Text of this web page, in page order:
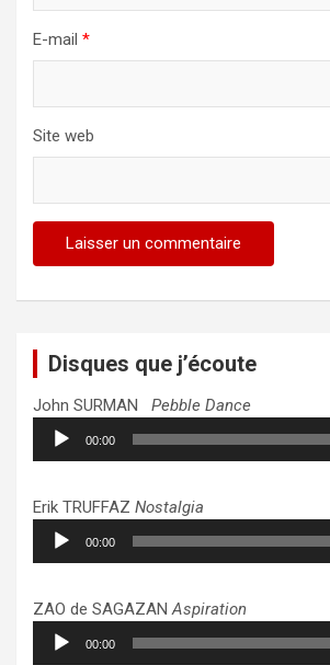
E-mail *
Site web
Disques que j’écoute
John SURMAN Pebble Dance
Lecteur
audio
00:00
Erik TRUFFAZ Nostalgia
Lecteur
audio
00:00
ZAO de SAGAZANAspiration
Lecteur
audio
00:00